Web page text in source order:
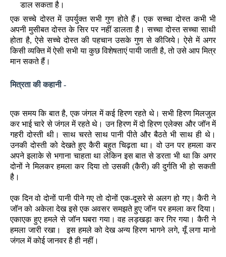
डाल सकता है।
एक सच्चे दोस्त में उपर्युक्त सभी गुण होते हैं। एक सच्चा दोस्त कभी भी
अपनी मुसीबत दोस्त के सिर पर नहीं डालता है। सच्चा दोस्त सच्चा साथी
होता है, ऐसे सच्चे दोस्त की पहचान उसके गुण से कीजिये। ऐसे में अगर
किसी व्यक्ति में ऐसी सभी या कुछ विशेषताएं पायी जाती है, तो उसे आप मित्र
मान सकते हैं।
मित्रता की कहानी -
एक समय कि बात है, एक जंगल में कई हिरण रहते थे। सभी हिरण मिलजुल
कर भाई चारे से जंगल में रहते थे। उन हिरण में दो हिरण एलेक्स और जॉन में
गहरी दोस्ती थी। साथ चरते साथ पानी पीते और बैठते भी साथ ही थे।
उनकी दोस्ती को देखते हुए कैरी बहुत चिढ़ता था। वो उन पर हमला कर
अपने इलाके से भगाना चाहता था लेकिन इस बात से डरता भी था कि अगर
दोनों ने मिलकर हमला कर दिया तो उसकी (कैरी) की दुर्गति भी हो सकती
है।
एक दिन वो दोनों पानी पीने गए तो दोनों एक-दूसरे से अलग हो गए। कैरी ने
जॉन को अकेला देख इसे एक अवसर समझते हुए जॉन पर हमला कर दिया।
एकाएक हुए हमले से जॉन घबरा गया। वह लड़खड़ा कर गिर गया। कैरी ने
हमला जारी रखा। इस हमले को देख अन्य हिरण भागने लगे, यूँ लगा मानो
जंगल में कोई जानवर है ही नहीं।